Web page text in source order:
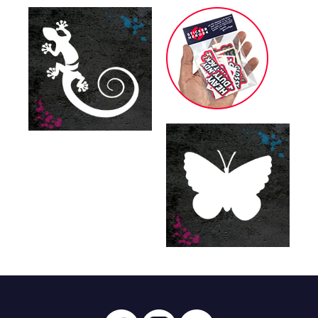
081 Hellbraun glänzend
082 Beige glänzend
083 Haselnussbraun glänzend
086 Brilliantblau glänzend
090 Silbergrau glänzend
091 Gold glänzend
092 Kupfer glänzend